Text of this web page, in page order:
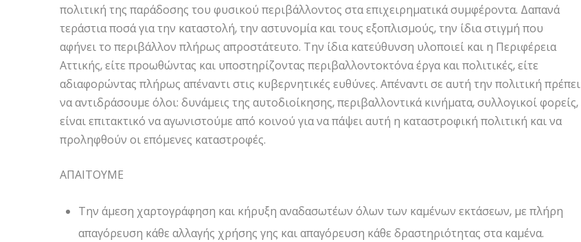
πολιτική της παράδοσης του φυσικού περιβάλλοντος στα επιχειρηματικά συμφέροντα. Δαπανά
τεράστια ποσά για την καταστολή, την αστυνομία και τους εξοπλισμούς, την ίδια στιγμή που
αφήνει το περιβάλλον πλήρως απροστάτευτο. Την ίδια κατεύθυνση υλοποιεί και η Περιφέρεια
Αττικής, είτε προωθώντας και υποστηρίζοντας περιβαλλοντοκτόνα έργα και πολιτικές, είτε
αδιαφορώντας πλήρως απέναντι στις κυβερνητικές ευθύνες. Απέναντι σε αυτή την πολιτική πρέπει
να αντιδράσουμε όλοι: δυνάμεις της αυτοδιοίκησης, περιβαλλοντικά κινήματα, συλλογικοί φορείς,
είναι επιτακτικό να αγωνιστούμε από κοινού για να πάψει αυτή η καταστροφική πολιτική και να
προληφθούν οι επόμενες καταστροφές.
ΑΠΑΙΤΟΥΜΕ
Την άμεση χαρτογράφηση και κήρυξη αναδασωτέων όλων των καμένων εκτάσεων, με πλήρη
απαγόρευση κάθε αλλαγής χρήσης γης και απαγόρευση κάθε δραστηριότητας στα καμένα.